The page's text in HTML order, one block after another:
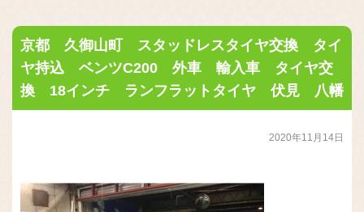
京都 久御山町 スタッドレスタイヤ交換 タイ
ヤ持込 ベンツC200 外車 輸入車 タイヤ交
換 18インチ ランフラットタイヤ 伏見 八幡
2020年11月14日